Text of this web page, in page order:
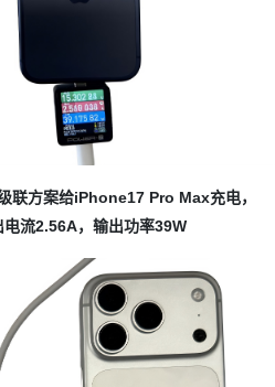
联方案给iPhone17 Pro Max充电，
流2.56A，输出功率39W